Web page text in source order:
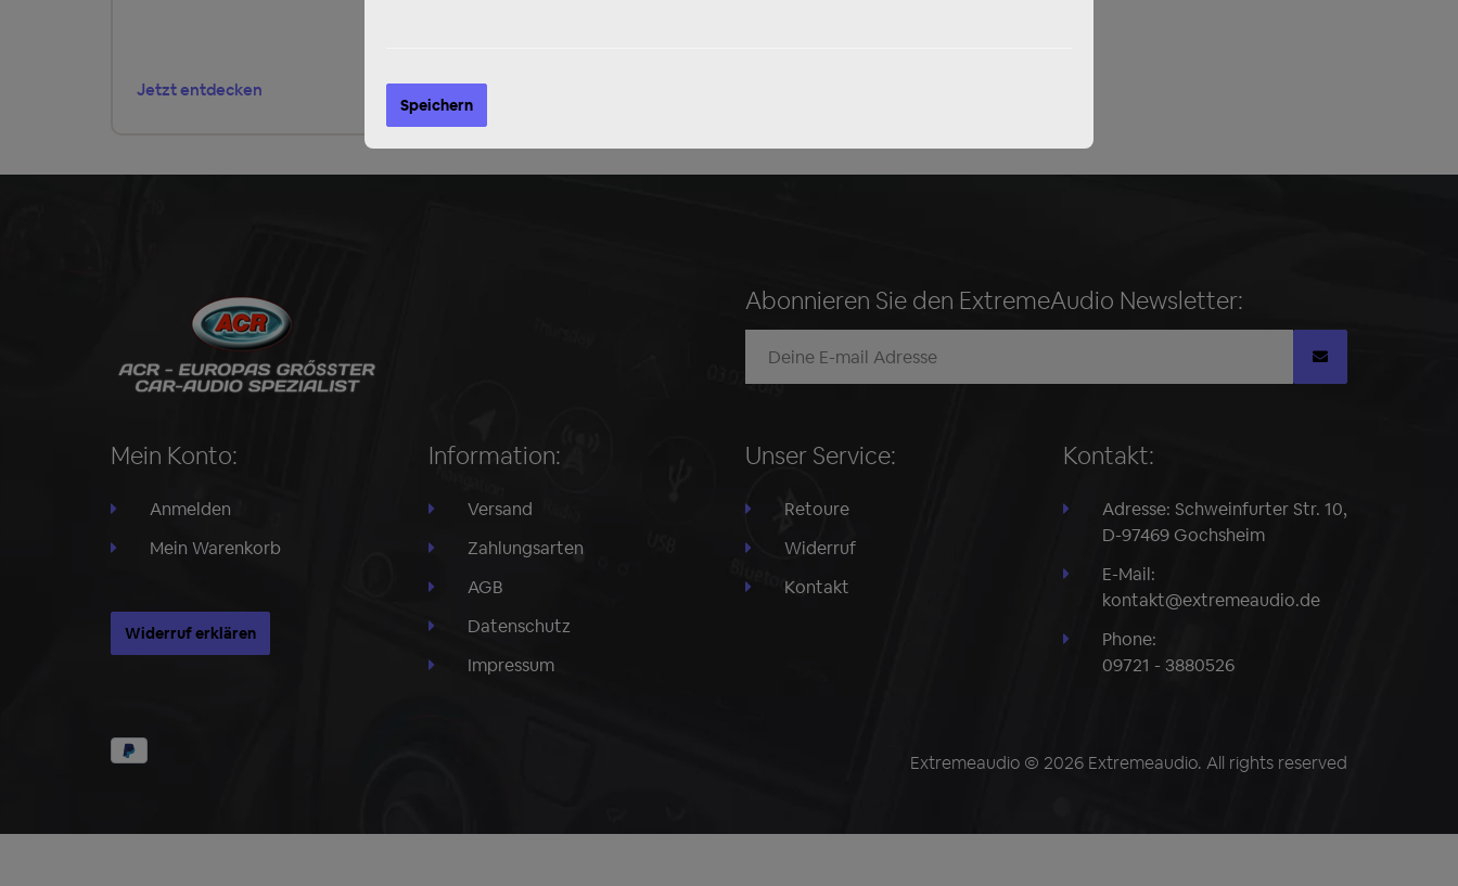
Jetzt entdecken
Abonnieren Sie den ExtremeAudio Newsletter:
Mein Konto:
Anmelden
Mein Warenkorb
Widerruf erklären
Information:
Versand
Zahlungsarten
AGB
Datenschutz
Impressum
Unser Service:
Retoure
Widerruf
Kontakt
Kontakt:
Adresse: Schweinfurter Str. 10,
D-97469 Gochsheim
E-Mail:
kontakt@extremeaudio.de
Phone:
09721 - 3880526
Extremeaudio © 2026 Extremeaudio. All rights reserved
Speichern